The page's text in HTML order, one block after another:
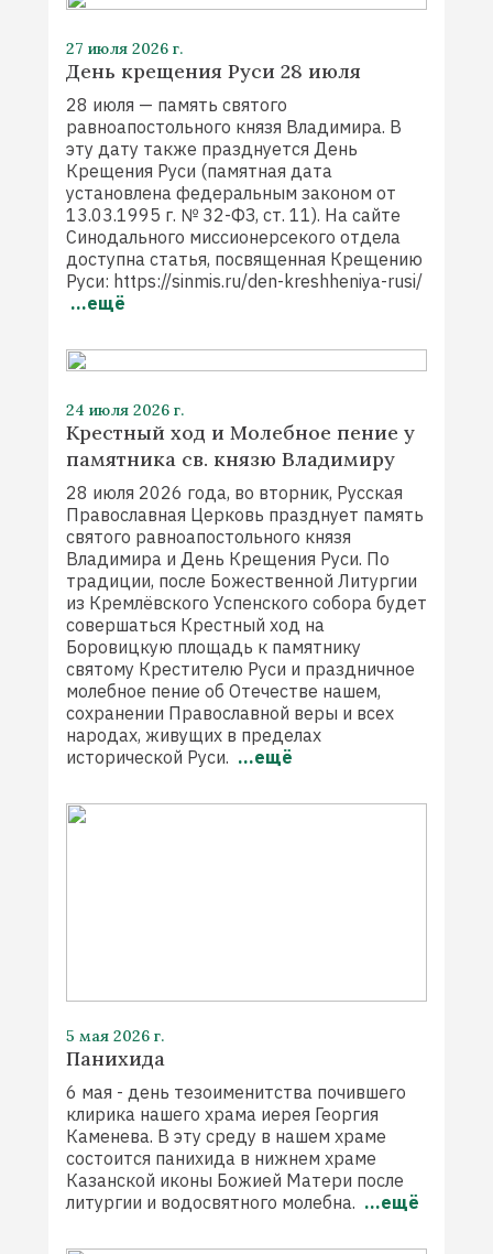
27 июля 2026 г.
День крещения Руси 28 июля
28 июля — память святого
равноапостольного князя Владимира. В
эту дату также празднуется День
Крещения Руси (памятная дата
установлена федеральным законом от
13.03.1995 г. № 32-ФЗ, ст. 11). На сайте
Синодального миссионерсекого отдела
доступна статья, посвященная Крещению
Руси: https://sinmis.ru/den-kreshheniya-rusi/
...ещё
24 июля 2026 г.
Крестный ход и Молебное пение у
памятника св. князю Владимиру
28 июля 2026 года, во вторник, Русская
Православная Церковь празднует память
святого равноапостольного князя
Владимира и День Крещения Руси. По
традиции, после Божественной Литургии
из Кремлёвского Успенского собора будет
совершаться Крестный ход на
Боровицкую площадь к памятнику
святому Крестителю Руси и праздничное
молебное пение об Отечестве нашем,
сохранении Православной веры и всех
народах, живущих в пределах
исторической Руси. ...ещё
5 мая 2026 г.
Панихида
6 мая - день тезоименитства почившего
клирика нашего храма иерея Георгия
Каменева. В эту среду в нашем храме
состоится панихида в нижнем храме
Казанской иконы Божией Матери после
литургии и водосвятного молебна. ...ещё